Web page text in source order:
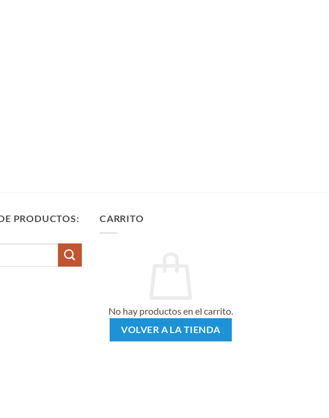
PRODUCTOS: CARRITO
No hay productos en el carrito.
VOLVER A LA TIENDA